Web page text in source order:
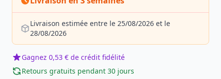
Livraison estimée entre le 25/08/2026 et le
28/08/2026
Gagnez 0,53 € de crédit fidélité
Retours gratuits pendant 30 jours